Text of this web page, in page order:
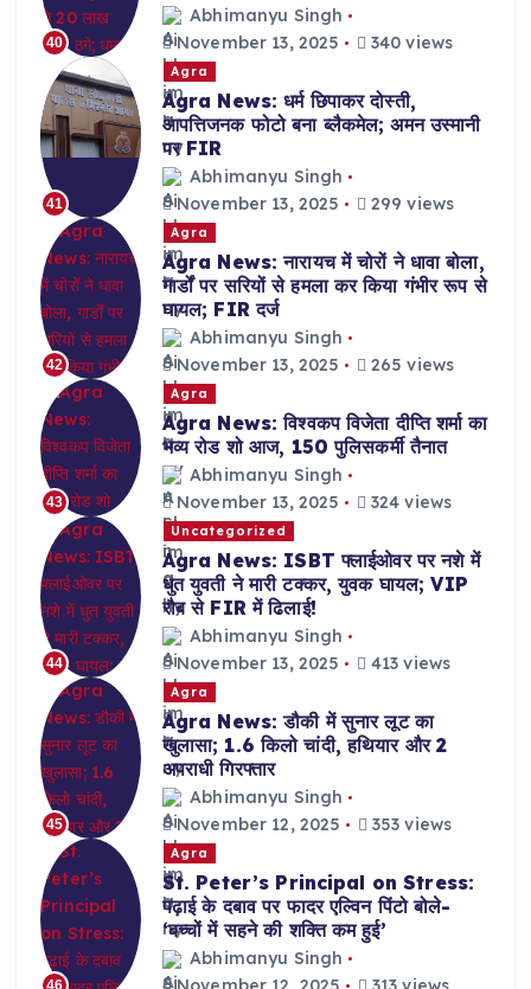
40
Abhimanyu Singh
November 13, 2025
340 views
41
Agra
Agra News: धर्म छिपाकर दोस्ती,
आपत्तिजनक फोटो बना ब्लैकमेल; अमन उस्मानी
पर FIR
Abhimanyu Singh
November 13, 2025
299 views
42
Agra
Agra News: नारायच में चोरों ने धावा बोला,
गार्डों पर सरियों से हमला कर किया गंभीर रूप से
घायल; FIR दर्ज
Abhimanyu Singh
November 13, 2025
265 views
43
Agra
Agra News: विश्वकप विजेता दीप्ति शर्मा का
भव्य रोड शो आज, 150 पुलिसकर्मी तैनात
Abhimanyu Singh
November 13, 2025
324 views
44
Uncategorized
Agra News: ISBT फ्लाईओवर पर नशे में
धुत युवती ने मारी टक्कर, युवक घायल; VIP
रौब से FIR में ढिलाई!
Abhimanyu Singh
November 13, 2025
413 views
45
Agra
Agra News: डौकी में सुनार लूट का
खुलासा; 1.6 किलो चांदी, हथियार और 2
अपराधी गिरफ्तार
Abhimanyu Singh
November 12, 2025
353 views
Agra
St. Peter’s Principal on Stress:
पढ़ाई के दबाव पर फादर एल्विन पिंटो बोले-
‘बच्चों में सहने की शक्ति कम हुई’
Abhimanyu Singh